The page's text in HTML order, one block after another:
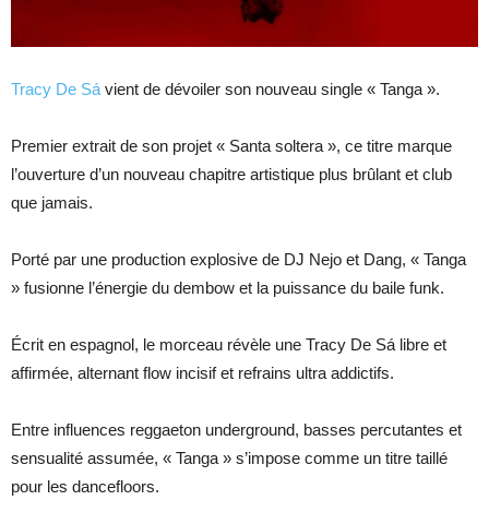
Tracy De Sá vient de dévoiler son nouveau single « Tanga ».
Premier extrait de son projet « Santa soltera », ce titre marque
l’ouverture d’un nouveau chapitre artistique plus brûlant et club
que jamais.
Porté par une production explosive de DJ Nejo et Dang, « Tanga
» fusionne l’énergie du dembow et la puissance du baile funk.
Écrit en espagnol, le morceau révèle une Tracy De Sá libre et
affirmée, alternant flow incisif et refrains ultra addictifs.
Entre influences reggaeton underground, basses percutantes et
sensualité assumée, « Tanga » s’impose comme un titre taillé
pour les dancefloors.